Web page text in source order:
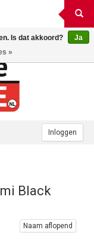
Inloggen
Black
Naam aflopend
Is dat akkoord?
Ja
»